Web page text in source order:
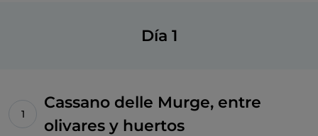
Día 1
Cassano delle Murge, entre
olivares y huertos